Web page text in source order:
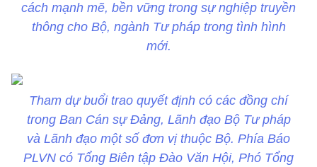
cách mạnh mẽ, bền vững trong sự nghiệp truyền
thông cho Bộ, ngành Tư pháp trong tình hình
mới.
Tham dự buổi trao quyết định có các đồng chí
trong Ban Cán sự Đảng, Lãnh đạo Bộ Tư pháp
và Lãnh đạo một số đơn vị thuộc Bộ. Phía Báo
PLVN có Tổng Biên tập Đào Văn Hội, Phó Tổng